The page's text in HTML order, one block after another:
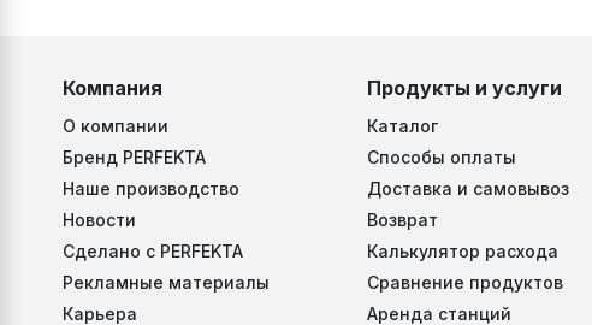
Компания
О компании
Бренд PERFEKTA
Наше производство
Новости
Сделано с PERFEKTA
Рекламные материалы
Карьера
Продукты и услуги
Каталог
Способы оплаты
Доставка и самовывоз
Возврат
Калькулятор расхода
Сравнение продуктов
Аренда станций